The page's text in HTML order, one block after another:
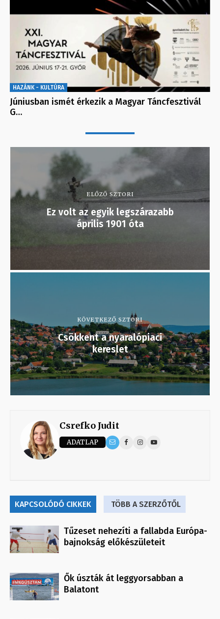
HAZÁNK - KULTÚRA
Júniusban ismét érkezik a Magyar Táncfesztivál
G…
ELŐZŐ SZTORI
Ez volt az egyik legszárazabb
április 1901 óta
KÖVETKEZŐ SZTORI
Csökkent a nyaralópiaci
kereslet
Csrefko Judit
ADATLAP
KAPCSOLÓDÓ CIKKEK TÖBB A SZERZŐTŐL
Tűzeset nehezíti a fallabda Európa-
bajnokság előkészületeit
Ők úszták át leggyorsabban a
Balatont